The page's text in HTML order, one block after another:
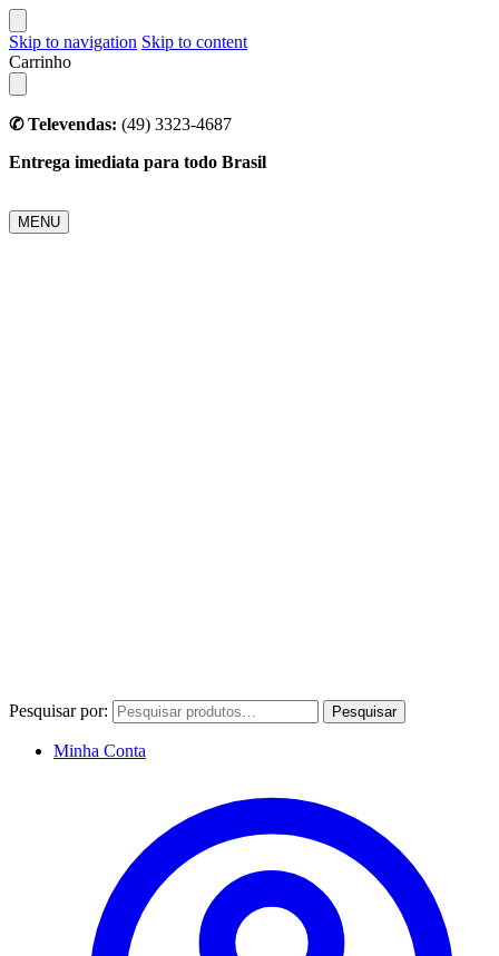
Skip to navigation Skip to content
Carrinho
✆ Televendas: (49) 3323-4687
Entrega imediata para todo Brasil
MENU
Pesquisar por: Pesquisar
Minha Conta